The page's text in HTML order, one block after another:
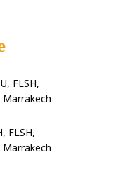
FLSH,
Marrakech
FLSH,
Marrakech